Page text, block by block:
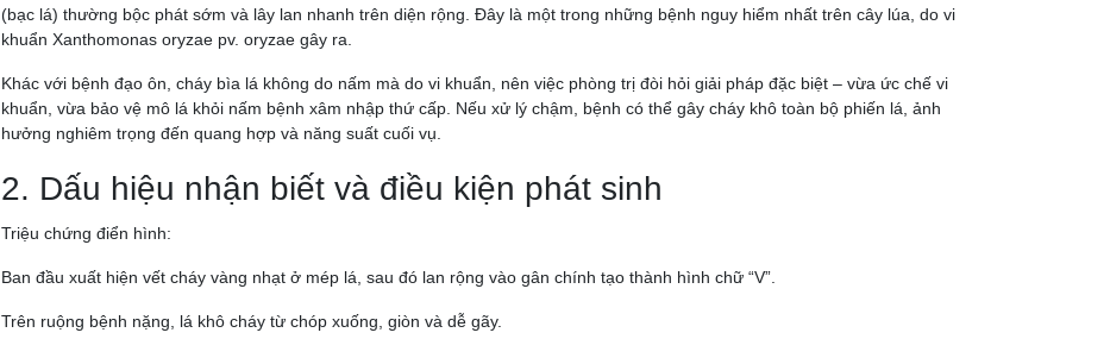
(bạc lá) thường bộc phát sớm và lây lan nhanh trên diện rộng. Đây là một trong những bệnh nguy hiểm nhất trên cây lúa, do vi
khuẩn Xanthomonas oryzae pv. oryzae gây ra.
Khác với bệnh đạo ôn, cháy bìa lá không do nấm mà do vi khuẩn, nên việc phòng trị đòi hỏi giải pháp đặc biệt – vừa ức chế vi
khuẩn, vừa bảo vệ mô lá khỏi nấm bệnh xâm nhập thứ cấp. Nếu xử lý chậm, bệnh có thể gây cháy khô toàn bộ phiến lá, ảnh
hưởng nghiêm trọng đến quang hợp và năng suất cuối vụ.
2. Dấu hiệu nhận biết và điều kiện phát sinh
Triệu chứng điển hình:
Ban đầu xuất hiện vết cháy vàng nhạt ở mép lá, sau đó lan rộng vào gân chính tạo thành hình chữ “V”.
Trên ruộng bệnh nặng, lá khô cháy từ chóp xuống, giòn và dễ gãy.